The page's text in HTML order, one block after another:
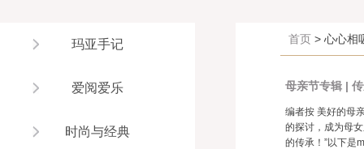
玛亚手记
爱阅爱乐
时尚与经典
首页 > 心心相
母亲节专辑 |
编者按 美好的母
的探讨，成为母
的传承！”以下是